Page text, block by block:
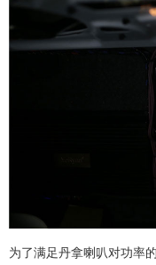
为了满足丹拿喇叭对功率